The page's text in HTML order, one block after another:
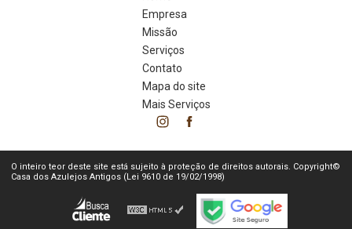
Empresa
Missão
Serviços
Contato
Mapa do site
Mais Serviços
O inteiro teor deste site está sujeito à proteção de direitos autorais. Copyright©
Casa dos Azulejos Antigos (Lei 9610 de 19/02/1998)